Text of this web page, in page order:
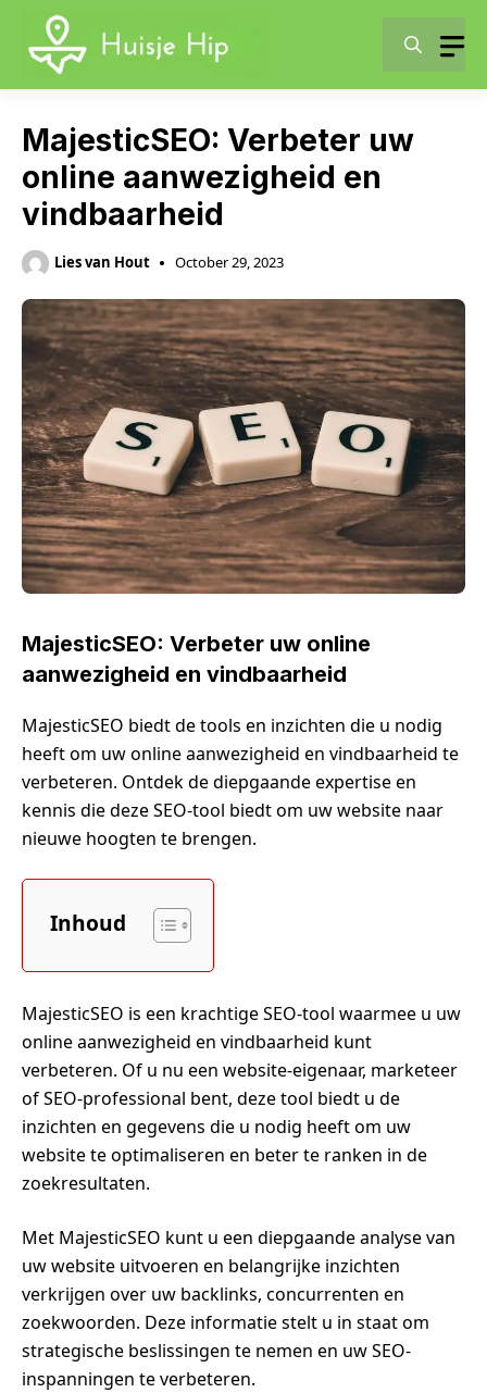
content
MajesticSEO: Verbeter uw
online aanwezigheid en
vindbaarheid
Lies van Hout October 29, 2023
MajesticSEO: Verbeter uw online
aanwezigheid en vindbaarheid
MajesticSEO biedt de tools en inzichten die u nodig
heeft om uw online aanwezigheid en vindbaarheid te
verbeteren. Ontdek de diepgaande expertise en
kennis die deze SEO-tool biedt om uw website naar
nieuwe hoogten te brengen.
Inhoud
MajesticSEO is een krachtige SEO-tool waarmee u uw
online aanwezigheid en vindbaarheid kunt
verbeteren. Of u nu een website-eigenaar, marketeer
of SEO-professional bent, deze tool biedt u de
inzichten en gegevens die u nodig heeft om uw
website te optimaliseren en beter te ranken in de
zoekresultaten.
Met MajesticSEO kunt u een diepgaande analyse van
uw website uitvoeren en belangrijke inzichten
verkrijgen over uw backlinks, concurrenten en
zoekwoorden. Deze informatie stelt u in staat om
strategische beslissingen te nemen en uw SEO-
inspanningen te verbeteren.